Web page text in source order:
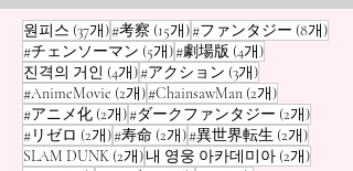
원피스 (37개)게시물 37개
#考察 (15개)게시물 15개
#ファンタジー (8개)게
#チェンソーマン (5개)게시물 5개
#劇場版 (4개)게시물 4개
진격의 거인 (4개)게시물 4개
#アクション (3개)게시물 3개
#AnimeMovie (2개)게시물 2개
#ChainsawMan (2개)게시물 2개
#アニメ化 (2개)게시물 2개
#ダークファンタジー (2개)게시물
#リゼロ (2개)게시물 2개
#寿命 (2개)게시물 2개
#異世界転生 (2개)게시물
SLAM DUNK (2개)게시물 2개
내 영웅 아카데미아 (2개)게시물